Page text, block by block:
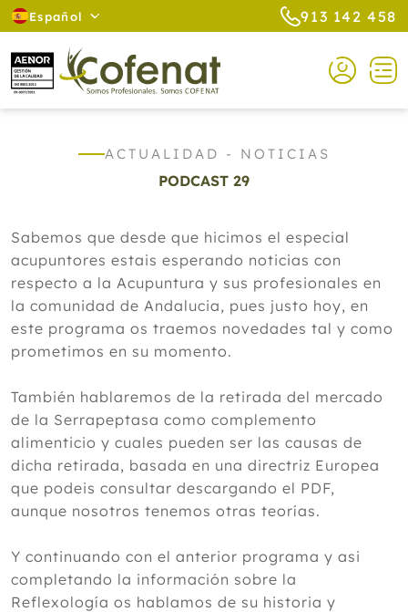
Español 913 142 458
ACTUALIDAD - NOTICIAS
PODCAST 29
Sabemos que desde que hicimos el especial
acupuntores estais esperando noticias con
respecto a la Acupuntura y sus profesionales en
la comunidad de Andalucia, pues justo hoy, en
este programa os traemos novedades tal y como
prometimos en su momento.
También hablaremos de la retirada del mercado
de la Serrapeptasa como complemento
alimenticio y cuales pueden ser las causas de
dicha retirada, basada en una directriz Europea
que podeis consultar descargando el PDF,
aunque nosotros tenemos otras teorías.
Y continuando con el anterior programa y asi
completando la información sobre la
Reflexología os hablamos de su historia y